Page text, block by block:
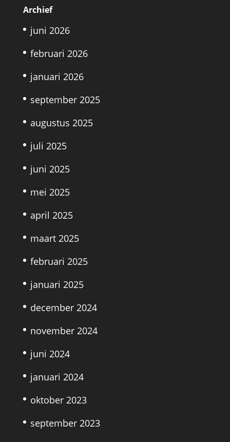
Archief
juni 2026
februari 2026
januari 2026
september 2025
augustus 2025
juli 2025
juni 2025
mei 2025
april 2025
maart 2025
februari 2025
januari 2025
december 2024
november 2024
juni 2024
januari 2024
oktober 2023
september 2023